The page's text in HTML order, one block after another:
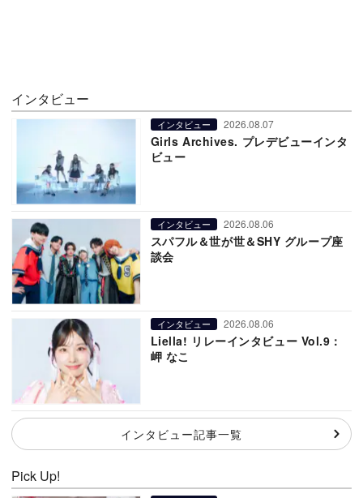
インタビュー
インタビュー 2026.08.07
Girls Archives. プレデビューインタ
ビュー
インタビュー 2026.08.06
スパフル＆世が世＆SHY グループ座
談会
インタビュー 2026.08.06
Liella! リレーインタビュー Vol.9：
岬 なこ
インタビュー記事一覧
Pick Up!